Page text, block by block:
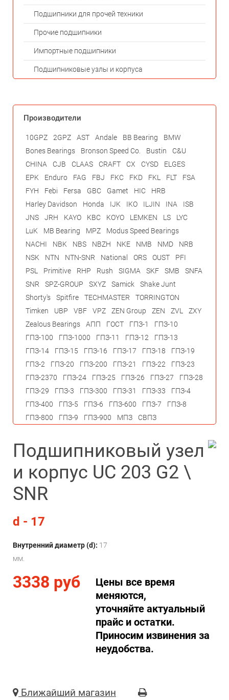
Подшипниковый узел
и корпус UC 203 G2 \
SNR
d - 17
Внутренний диаметр (d): 17
мм.
3338 руб
Цены все время
меняются,
уточняйте актуальный
прайс и остатки.
Приносим извинения за
неудобства.
Ближайший магазин
Подшипники для прочей техники
Прочие подшипники
Импортные подшипники
Подшипниковые узлы и корпуса
Производители
10GPZ 2GPZ AST Andale BB Bearing
BMW
Bones Bearings
Bronson Speed Co. Bustin
C&U
CHINA
CJB CLAAS CRAFT CX CYSD
ELGES
EPK
Enduro FAG FBJ FKC FKD FKL FLT
FSA
FYH
Febi Fersa GBC Gamet HIC
HRB
Harley Davidson
Honda IJK IKO ILJIN INA
ISB
JNS
JRH KAYO KBC KOYO LEMKEN LS
LYC
LuK
MB Bearing MPZ
Modus Speed Bearings
NACHI
NBK NBS NBZH NKE NMB NMD
NRB
NSK
NTN NTN-SNR National ORS OUST
PFI
PSL
Primitive RHP Rush SIGMA SKF SMB
SNFA
SNR
SPZ-GROUP SXYZ Samick
Shake Junt
Shorty's
Spitfire TECHMASTER
TORRINGTON
Timken
UBP VBF VPZ ZEN Group ZEN ZVL
ZXY
Zealous Bearings
АПП ГОСТ ГПЗ-1
ГПЗ-10
ГПЗ-100
ГПЗ-1000 ГПЗ-11 ГПЗ-12
ГПЗ-13
ГПЗ-14
ГПЗ-15 ГПЗ-16 ГПЗ-17 ГПЗ-18
ГПЗ-19
ГПЗ-2
ГПЗ-20 ГПЗ-200 ГПЗ-21 ГПЗ-22
ГПЗ-23
ГПЗ-2370
ГПЗ-24 ГПЗ-25 ГПЗ-26 ГПЗ-27
ГПЗ-28
ГПЗ-29
ГПЗ-3 ГПЗ-300 ГПЗ-31 ГПЗ-33
ГПЗ-4
ГПЗ-400
ГПЗ-5 ГПЗ-6 ГПЗ-600 ГПЗ-7
ГПЗ-8
ГПЗ-800
ГПЗ-9 ГПЗ-900 МПЗ СВПЗ